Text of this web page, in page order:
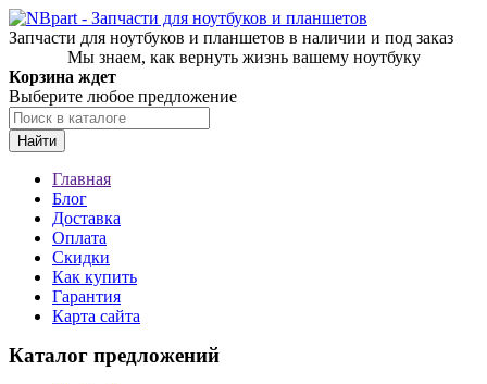
Запчасти для ноутбуков и планшетов в наличии и под заказ
Мы знаем, как вернуть жизнь вашему ноутбуку
Корзина ждет
Выберите любое предложение
Найти
Главная
Блог
Доставка
Оплата
Скидки
Как купить
Гарантия
Карта сайта
Каталог предложений